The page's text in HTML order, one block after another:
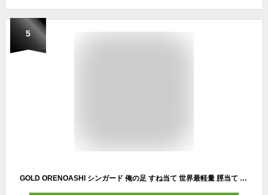
5
GOLD ORENOASHI シンガード 俺の足 すね当て 世界最軽量 脛当て 縦12cm 横10cm 22.0g